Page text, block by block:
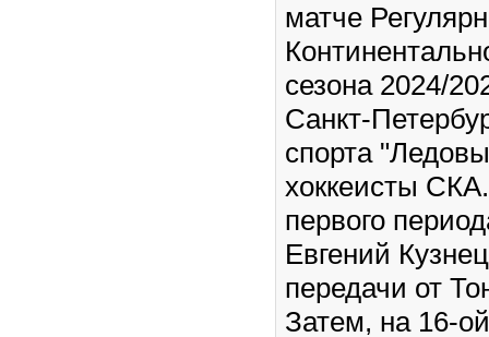
матче
сезона 2024/
Санкт-
спорта
хоккеисты
первого
Евгений
передачи от
Затем, на 16-